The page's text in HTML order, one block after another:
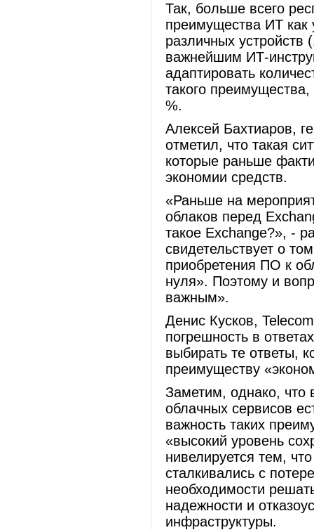
Так, больше всего
преимущества ИТ как
различных
важнейшим ИТ-
адаптировать
такого
%.
Алексей Бахтиаров,
отметил, что такая
которые раньше
экономии средств.
«Раньше на
облаков перед
такое Exchange?», -
свидетельствует о
приобретения ПО к
нуля». Поэтому и
важным».
Денис Кусков,
погрешность в
выбирать те ответы,
преимуществу
Заметим, однако, что
облачных сервисов
важность таких
«высокий уровень
нивелируется тем,
сталкивались с
необходимости
надежности и
инфраструктуры.